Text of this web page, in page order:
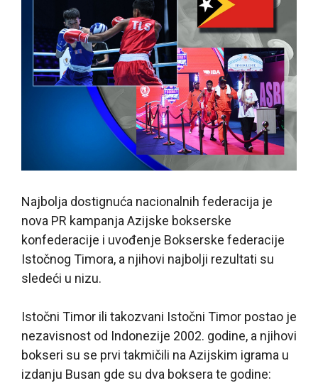
Najbolja dostignuća nacionalnih federacija je
nova PR kampanja Azijske bokserske
konfederacije i uvođenje Bokserske federacije
Istočnog Timora, a njihovi najbolji rezultati su
sledeći u nizu.
Istočni Timor ili takozvani Istočni Timor postao je
nezavisnost od Indonezije 2002. godine, a njihovi
bokseri su se prvi takmičili na Azijskim igrama u
izdanju Busan gde su dva boksera te godine: